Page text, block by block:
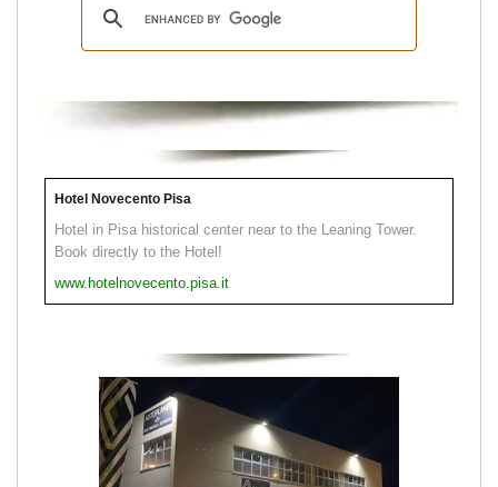
Hotel Novecento Pisa
Hotel in Pisa historical center near to the Leaning Tower.
Book directly to the Hotel!
www.hotelnovecento.pisa.it